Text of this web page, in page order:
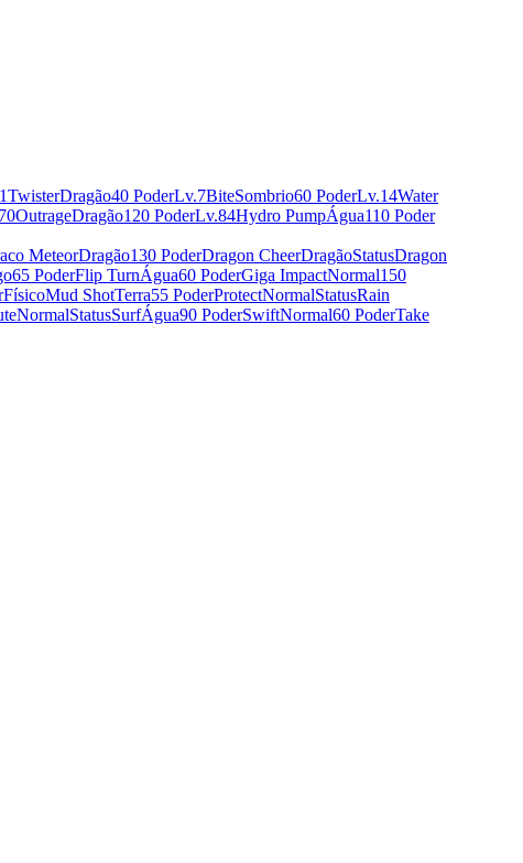
TwisterDragão40 PoderLv.7BiteSombrio60 PoderLv.14Water
OutrageDragão120 PoderLv.84Hydro PumpÁgua110 Poder
MeteorDragão130 PoderDragon CheerDragãoStatusDragon
65 PoderFlip TurnÁgua60 PoderGiga ImpactNormal150
FísicoMud ShotTerra55 PoderProtectNormalStatusRain
NormalStatusSurfÁgua90 PoderSwiftNormal60 PoderTake